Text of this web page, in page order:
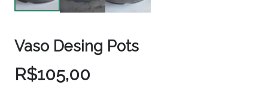
Vaso Desing Pots
R$105,00